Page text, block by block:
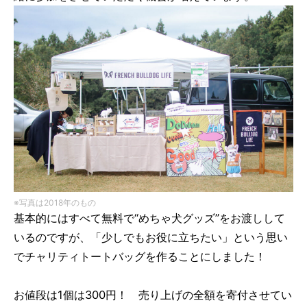
※写真は2018年のもの
基本的にはすべて無料で“めちゃ犬グッズ”をお渡しして
いるのですが、「少しでもお役に立ちたい」という思い
でチャリティトートバッグを作ることにしました！
お値段は1個は300円！ 売り上げの全額を寄付させてい